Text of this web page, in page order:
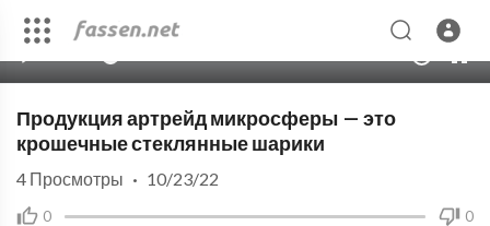
Продукция артрейд микросферы — это
крошечные стеклянные шарики
0 0
4 Просмотры · 10/23/22